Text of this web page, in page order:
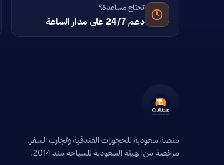
تحتاج مساعدة؟
دعم 24/7 على مدار الساعة
منصة سعودية للحجوزات الفندقية وتجارب السفر.
مرخصة من الهيئة السعودية للسياحة منذ 2014.